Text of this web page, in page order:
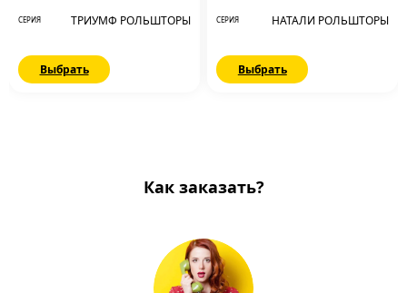
СЕРИЯ ТРИУМФ РОЛЬШТОРЫ
Выбрать
СЕРИЯ НАТАЛИ РОЛЬШТОРЫ
Выбрать
Как заказать?